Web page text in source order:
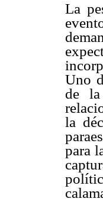
La
Uno
de la
la
para